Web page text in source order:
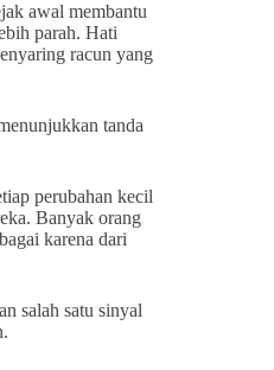
awal membantu
parah. Hati
racun yang
tanda
perubahan kecil
Banyak orang
karena dari
salah satu sinyal